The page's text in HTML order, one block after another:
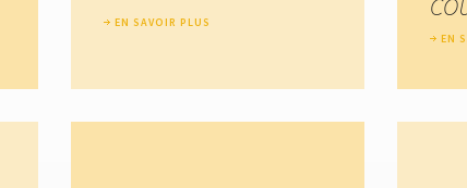
EN SAVOIR PLUS
EN